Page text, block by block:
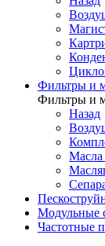
Фильтры и
Фильтры и
Назад
Масла
Модульные
Частотные